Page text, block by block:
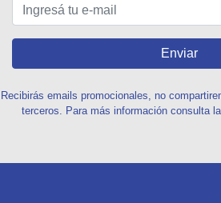
Enviar
Recibirás emails promocionales, no
terceros. Para más información consulta